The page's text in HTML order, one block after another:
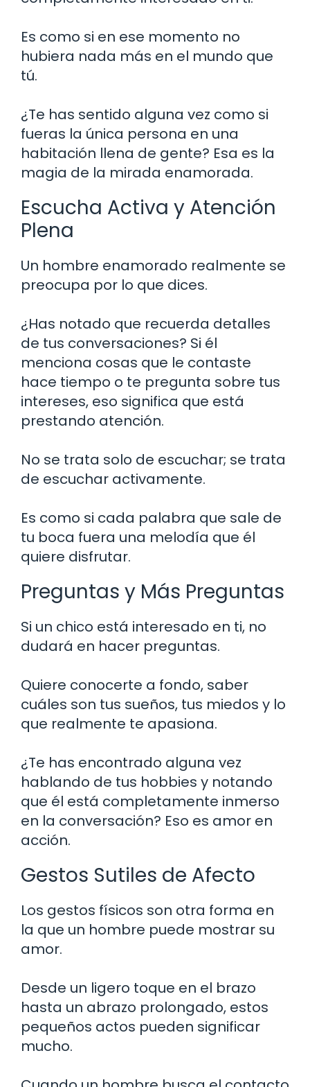
Es como si en ese momento no
hubiera nada más en el mundo que
tú.
¿Te has sentido alguna vez como si
fueras la única persona en una
habitación llena de gente? Esa es la
magia de la mirada enamorada.
Escucha Activa y Atención
Plena
Un hombre enamorado realmente se
preocupa por lo que dices.
¿Has notado que recuerda detalles
de tus conversaciones? Si él
menciona cosas que le contaste
hace tiempo o te pregunta sobre tus
intereses, eso significa que está
prestando atención.
No se trata solo de escuchar; se trata
de escuchar activamente.
Es como si cada palabra que sale de
tu boca fuera una melodía que él
quiere disfrutar.
Preguntas y Más Preguntas
Si un chico está interesado en ti, no
dudará en hacer preguntas.
Quiere conocerte a fondo, saber
cuáles son tus sueños, tus miedos y lo
que realmente te apasiona.
¿Te has encontrado alguna vez
hablando de tus hobbies y notando
que él está completamente inmerso
en la conversación? Eso es amor en
acción.
Gestos Sutiles de Afecto
Los gestos físicos son otra forma en
la que un hombre puede mostrar su
amor.
Desde un ligero toque en el brazo
hasta un abrazo prolongado, estos
pequeños actos pueden significar
mucho.